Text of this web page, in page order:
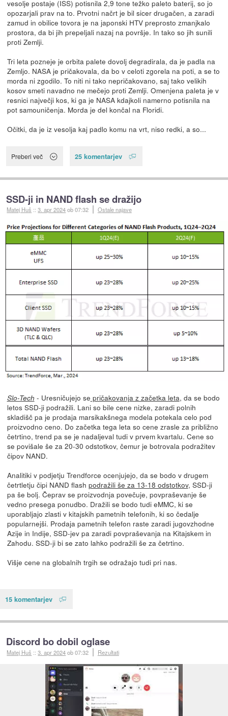
vesolje postaje (ISS) potisnila 2,9 tone težko paleto baterij, so jo
opozarjali prav na to. Prvotni načrt je bil sicer drugačen, a zaradi
zamud in obilice tovora je na japonski HTV preprosto zmanjkalo
prostora, da bi jih prepeljali nazaj na površje. In tako so jih sunili
proti Zemlji.
Tri leta pozneje je orbita palete dovolj degradirala, da je padla na
Zemljo. NASA je pričakovala, da bo v celoti zgorela na poti, a se to
morda ni zgodilo. To niti ni tako nepričakovano, saj tako velikih
kosov smeti navadno ne mečejo proti Zemlji. Omenjena paleta je v
resnici največji kos, ki ga je NASA kdajkoli namerno potisnila na
pot samouničenja. Morda je del končal na Floridi.
Očitki, da je iz vesolja kaj padlo komu na vrt, niso redki, a so...
Preberi več 25 komentarjev
SSD-ji in NAND flash se dražijo
Matej Huš ::3. apr 2024ob 07:32 Ostale najave
Slo-Tech - Uresničujejo se pričakovanja z začetka leta, da se bodo
letos SSD-ji podražili. Lani so bile cene nizke, zaradi polnih
skladišč pa je prodaja marsikakšnega modela potekala celo pod
proizvodno ceno. Do začetka tega leta so cene zrasle za približno
četrtino, trend pa se je nadaljeval tudi v prvem kvartalu. Cene so
se povišale še za 20-30 odstotkov, čemur je botrovala podražitev
čipov NAND.
Analitiki v podjetju Trendforce ocenjujejo, da se bodo v drugem
četrtletju čipi NAND flash podražili še za 13-18 odstotkov, SSD-ji
pa še bolj. Čeprav se proizvodnja povečuje, povpraševanje še
vedno presega ponudbo. Dražili se bodo tudi eMMC, ki se
uporabljajo zlasti v kitajskih pametnih telefonih, ki so čedalje
popularnejši. Prodaja pametnih telefon raste zaradi jugovzhodne
Azije in Indije, SSD-jev pa zaradi povpraševanja na Kitajskem in
Zahodu. SSD-ji bi se zato lahko podražili še za četrtino.
Višje cene na globalnih trgih se odražajo tudi pri nas.
15 komentarjev
Discord bo dobil oglase
Matej Huš ::3. apr 2024ob 07:32 Rezultati